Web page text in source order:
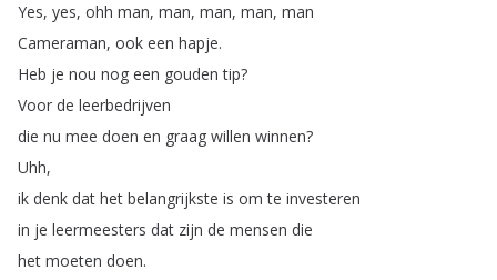
Yes, yes, ohh man, man, man, man, man
Cameraman, ook een hapje.
Heb je nou nog een gouden tip?
Voor de leerbedrijven
die nu mee doen en graag willen winnen?
Uhh,
ik denk dat het belangrijkste is om te investeren
in je leermeesters dat zijn de mensen die
het moeten doen.